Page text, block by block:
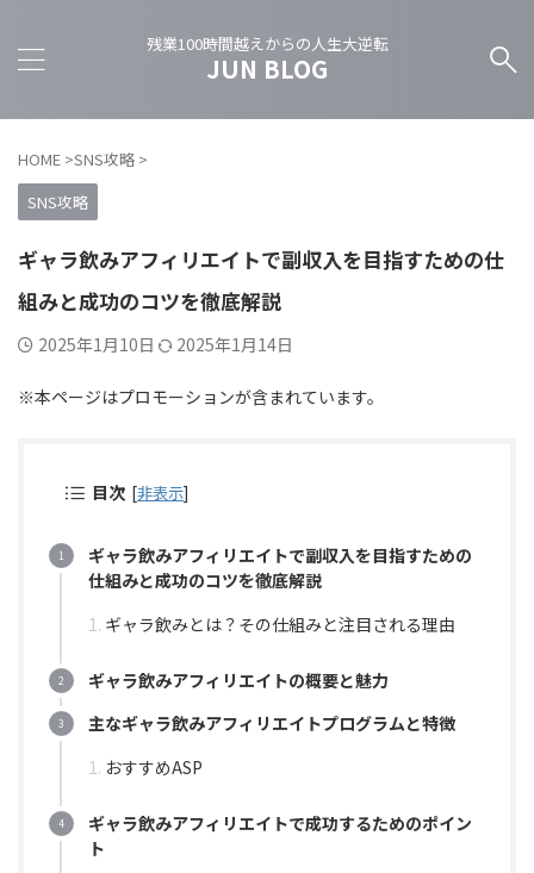
残業100時間越えからの人生大逆転
JUN BLOG
HOME >SNS攻略 >
SNS攻略
ギャラ飲みアフィリエイトで副収入を目指すための仕
組みと成功のコツを徹底解説
2025年1月10日 2025年1月14日
※本ページはプロモーションが含まれています。
目次 [非表示]
ギャラ飲みアフィリエイトで副収入を目指すための
仕組みと成功のコツを徹底解説
ギャラ飲みとは？その仕組みと注目される理由
ギャラ飲みアフィリエイトの概要と魅力
主なギャラ飲みアフィリエイトプログラムと特徴
おすすめASP
ギャラ飲みアフィリエイトで成功するためのポイン
ト